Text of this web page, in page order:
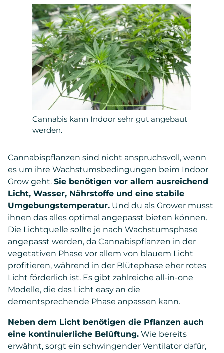
Cannabis kann Indoor sehr gut angebaut
werden.
Cannabispflanzen sind nicht anspruchsvoll, wenn
es um ihre Wachstumsbedingungen beim Indoor
Grow geht. Sie benötigen vor allem ausreichend
Licht, Wasser, Nährstoffe und eine stabile
Umgebungstemperatur. Und du als Grower musst
ihnen das alles optimal angepasst bieten können.
Die Lichtquelle sollte je nach Wachstumsphase
angepasst werden, da Cannabispflanzen in der
vegetativen Phase vor allem von blauem Licht
profitieren, während in der Blütephase eher rotes
Licht förderlich ist. Es gibt zahlreiche all-in-one
Modelle, die das Licht easy an die
dementsprechende Phase anpassen kann.
Neben dem Licht benötigen die Pflanzen auch
eine kontinuierliche Belüftung. Wie bereits
erwähnt, sorgt ein schwingender Ventilator dafür,